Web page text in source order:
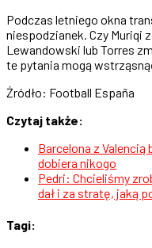
Podczas letniego okna
niespodzianek. Czy Muriqi
Lewandowski lub Torres
te pytania mogą
Źródło: Football España
Czytaj także:
Barcelona z Valencią
dobiera nikogo
Pedri: Chcieliśmy
dał i za stratę, jaką
Tagi: